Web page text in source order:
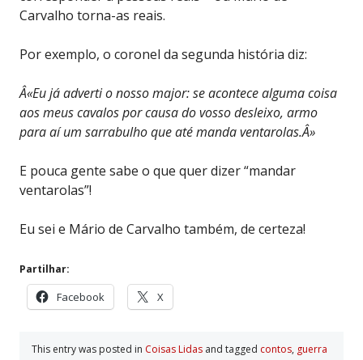
Carvalho torna-as reais.
Por exemplo, o coronel da segunda história diz:
Â«Eu já adverti o nosso major: se acontece alguma coisa
aos meus cavalos por causa do vosso desleixo, armo
para aí um sarrabulho que até manda ventarolas.Â»
E pouca gente sabe o que quer dizer “mandar
ventarolas”!
Eu sei e Mário de Carvalho também, de certeza!
Partilhar:
Facebook X
This entry was posted in Coisas Lidas and tagged contos, guerra